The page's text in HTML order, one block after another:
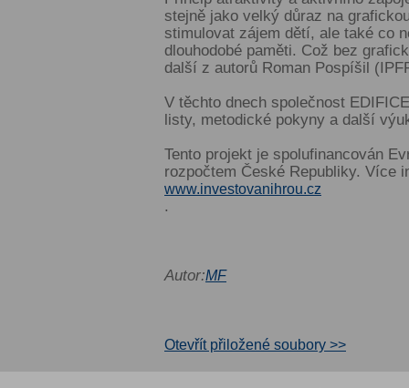
stejně jako velký důraz na
stimulovat zájem dětí, ale také co
dlouhodobé paměti. Což bez
další z autorů Roman Pospíšil
V těchto dnech společnost
listy, metodické pokyny a další
Tento projekt je spolufinancován
rozpočtem České Republiky. Více
www.investovanihrou.cz
.
Autor:MF
Otevřít přiložené soubory >>